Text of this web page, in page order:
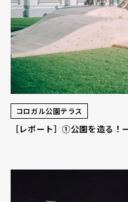
コロガル公園テラス
［レポート］①公園を造る！